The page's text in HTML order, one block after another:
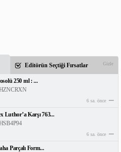
Editörün Seçtiği Fırsatlar Gizle
250 ml : ...
6 sa. önce
Luthor’a Karşı 763...
6 sa. önce
Parçalı Form...